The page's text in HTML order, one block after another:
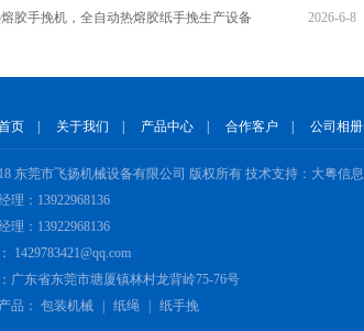
胶手挽机，全自动热熔胶纸手挽生产设备 2026-6-8
页 关于我们 产品中心 合作客户 公司相册
东莞市飞扬机械设备有限公司 版权所有 技术支持：大粤信息
理：13922968136
理：13922968136
1429783421@qq.com
广东省东莞市塘厦镇林村龙背岭75-76号
品： 包装机械 纸绳 纸手挽